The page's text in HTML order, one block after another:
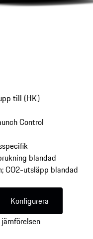
till (HK)
Control
blandad
CO2-utsläpp blandad
Konfigurera